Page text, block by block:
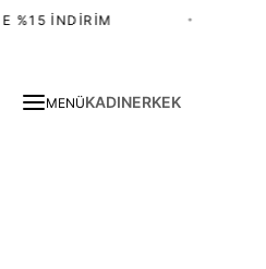
%15 İNDIRIM
MENÜKADINERKEK